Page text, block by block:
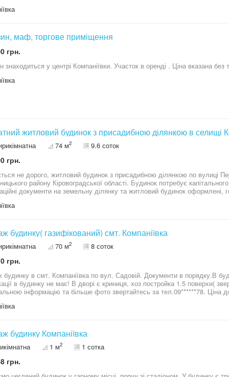
этаж: с дома - бетонная лестница. Вход в подвал: с дома - бетонная
садик колледж больница скорая супермаркеты НП цнап рынки магазины
аптеки В селе есть работа.
маф, торгове приміщення
грн.
знаходиться у центрі Компаніївки. Участок в оренді . Ціна вказана
житловий будинок з присадибною ділянкою в селищі
74 м2 9.6 соток
грн.
не дорого, житловий будинок з присадибною ділянкою по вулиці
району Кіровоградської області. Будинок потребує
документи на земельну ділянку та житловий будинок оформлені,
зовні обкладено керамічною цеглою. Покрівля - шифер. Будинок електрифікований. Загальна площа
будинку( газифікований) смт. Компаніївка
70 м2 8 соток
грн.
в смт. Компаніївка по вул. Садовій. Документи в порядку.В
не має! В дворі є криниця, хоз постройка 1.5 поверхи( зверху можна під флігель-2 кімнати( є пічка))
інформацію та більше фото звертайтесь за тел.09******78. Ціна
будинку Компаніївка
1 м2 1 сотка
грн.